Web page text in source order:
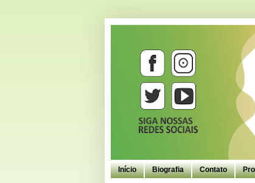
Início Biografia Contato